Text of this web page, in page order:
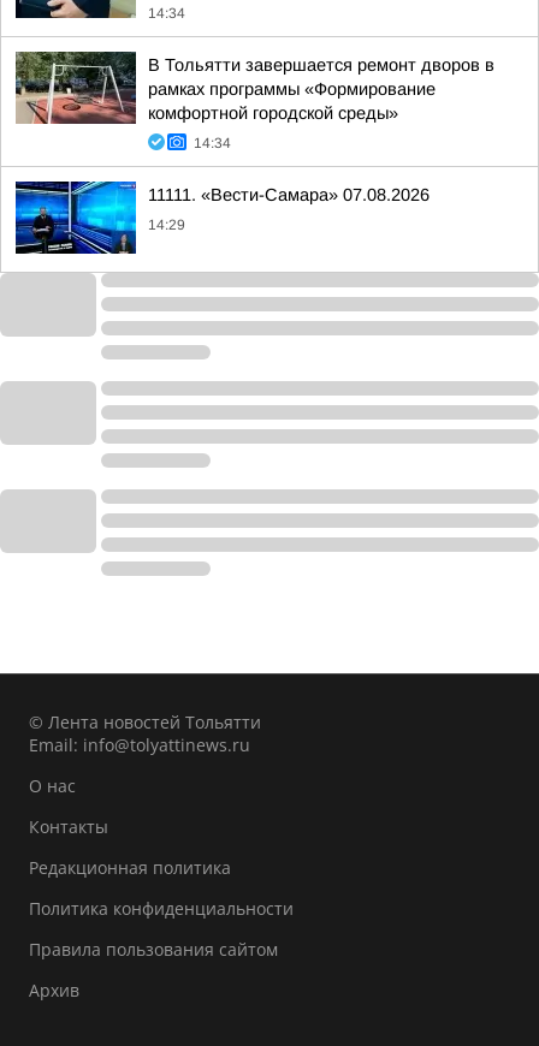
14:34
В Тольятти завершается ремонт дворов в
рамках программы «Формирование
комфортной городской среды»
14:34
11111. «Вести-Самара» 07.08.2026
14:29
© Лента новостей Тольятти
Email: info@tolyattinews.ru
О нас
Контакты
Редакционная политика
Политика конфиденциальности
Правила пользования сайтом
Архив